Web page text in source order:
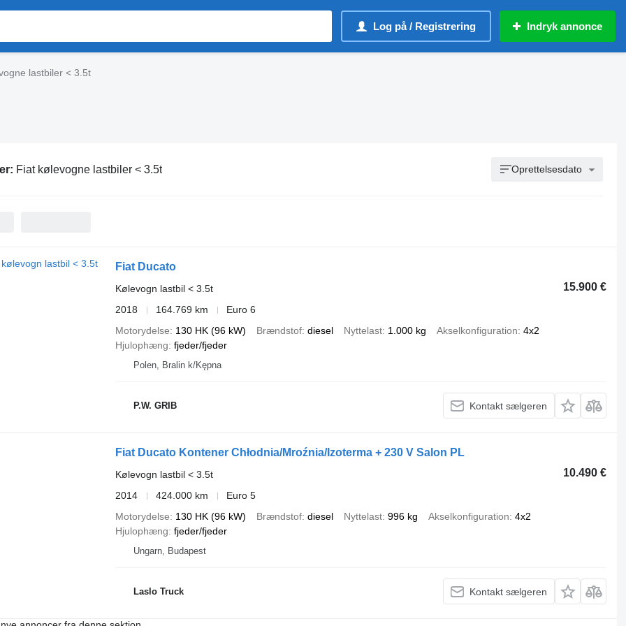
Log på / Registrering Indryk annonce
lastbiler < 3.5t
Fiat kølevogne lastbiler < 3.5t Oprettelsesdato
Fiat Ducato
15.900 €
Kølevogn lastbil < 3.5t
2018
164.769 km
Euro 6
Motorydelse
130 HK (96 kW) Brændstof diesel Nyttelast 1.000 kg Akselkonfiguration 4x2
Hjulophæng fjeder/fjeder
Polen, Bralin k/Kępna
P.W. GRIB Kontakt sælgeren
Fiat Ducato Kontener Chłodnia/Mroźnia/Izoterma + 230 V Salon PL
10.490 €
Kølevogn lastbil < 3.5t
2014
424.000 km
Euro 5
Motorydelse
130 HK (96 kW) Brændstof diesel Nyttelast 996 kg Akselkonfiguration 4x2
Hjulophæng fjeder/fjeder
Ungarn, Budapest
Laslo Truck Kontakt sælgeren